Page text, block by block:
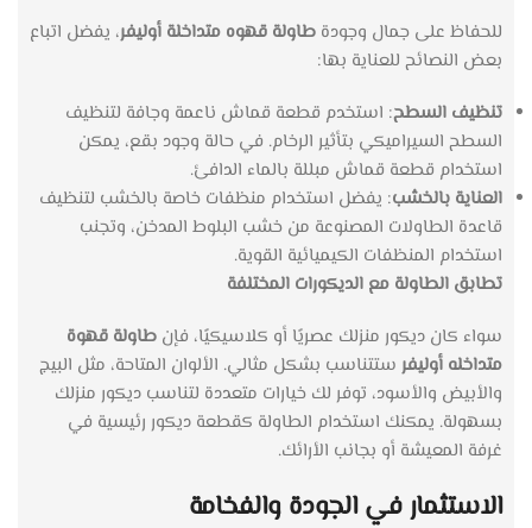
للحفاظ على جمال وجودة طاولة قهوه متداخلة أوليفر، يفضل اتباع
بعض النصائح للعناية بها:
تنظيف السطح: استخدم قطعة قماش ناعمة وجافة لتنظيف
السطح السيراميكي بتأثير الرخام. في حالة وجود بقع، يمكن
استخدام قطعة قماش مبللة بالماء الدافئ.
العناية بالخشب: يفضل استخدام منظفات خاصة بالخشب لتنظيف
قاعدة الطاولات المصنوعة من خشب البلوط المدخن، وتجنب
استخدام المنظفات الكيميائية القوية.
تطابق الطاولة مع الديكورات المختلفة
سواء كان ديكور منزلك عصريًا أو كلاسيكيًا، فإن طاولة قهوة
متداخله أوليفر ستتناسب بشكل مثالي. الألوان المتاحة، مثل البيج
والأبيض والأسود، توفر لك خيارات متعددة لتناسب ديكور منزلك
بسهولة. يمكنك استخدام الطاولة كقطعة ديكور رئيسية في
غرفة المعيشة أو بجانب الأرائك.
الاستثمار في الجودة والفخامة